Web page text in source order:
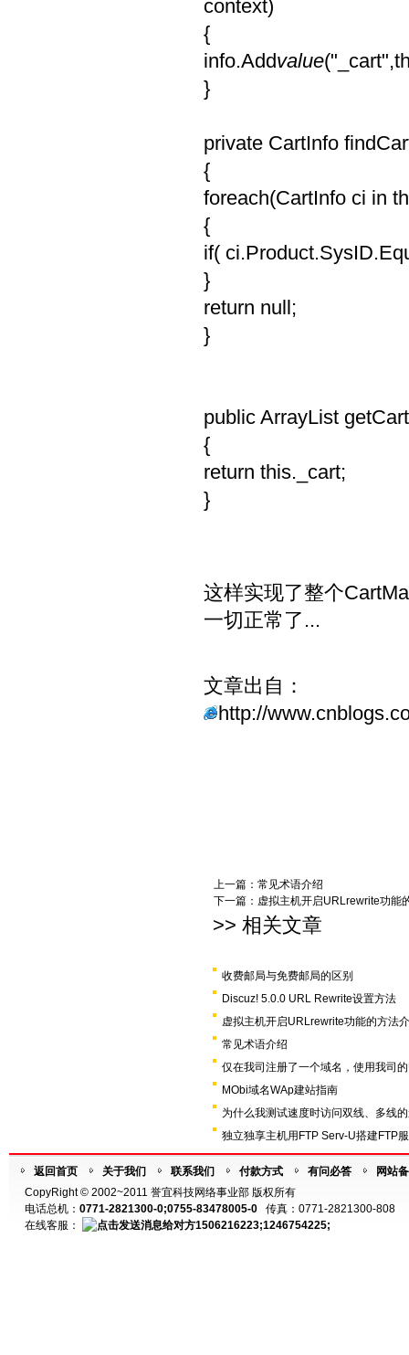
context)
{
info.Addvalue
}
private CartInfo
{
foreach(CartInfo ci in
{
if(
}
return null;
}
public ArrayList
{
return this._cart;
}
这样实现了整个
一切正常了...
文章出自：
http://
上一篇： 常见术语介绍
下一篇： 虚拟主机开启URLrewrite功能
>> 相关文章
收费邮局与免费邮局的区别
Discuz! 5.0.0 URL Rewrite设置方法
虚拟主机开启URLrewrite功能的方法
常见术语介绍
仅在我司注册了一个域名，使用我司
MObi域名WAp建站指南
为什么我测试速度时访问双线、多线
独立独享主机用FTP Serv-U搭建FTP
返回首页 关于我们 联系我们 付款方式 有问必答
网站
CopyRight © 2002~2011 誉宜科技网络事业部 版权所有
电话总机： 0771-2821300-0;0755-83478005-0 传真：0771-2821300-808
在线客服：
1506216223;1246754225;